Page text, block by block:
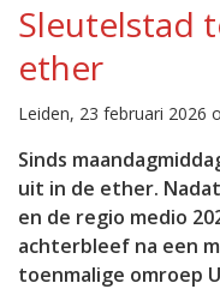
Sleutelstad
ether
Leiden, 23 februari 2026
Sinds
uit in de ether.
en de regio medio
achterbleef na een
toenmalige omroep